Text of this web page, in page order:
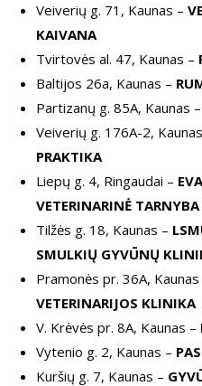
Veiverių g. 71, Kaunas –
KAIVANA
Tvirtovės al. 47, Kaunas –
Baltijos 26a, Kaunas –
Partizanų g. 85A, Kaunas –
Veiverių g. 176A-2,
PRAKTIKA
Liepų g. 4, Ringaudai –
VETERINARINĖ TARNYBA
Tilžės g. 18, Kaunas –
SMULKIŲ GYVŪNŲ
Pramonės pr. 36A, Kaunas
VETERINARIJOS KLINIKA
V. Krėvės pr. 8A, Kaunas –
Vytenio g. 2, Kaunas –
Kuršių g. 7, Kaunas –